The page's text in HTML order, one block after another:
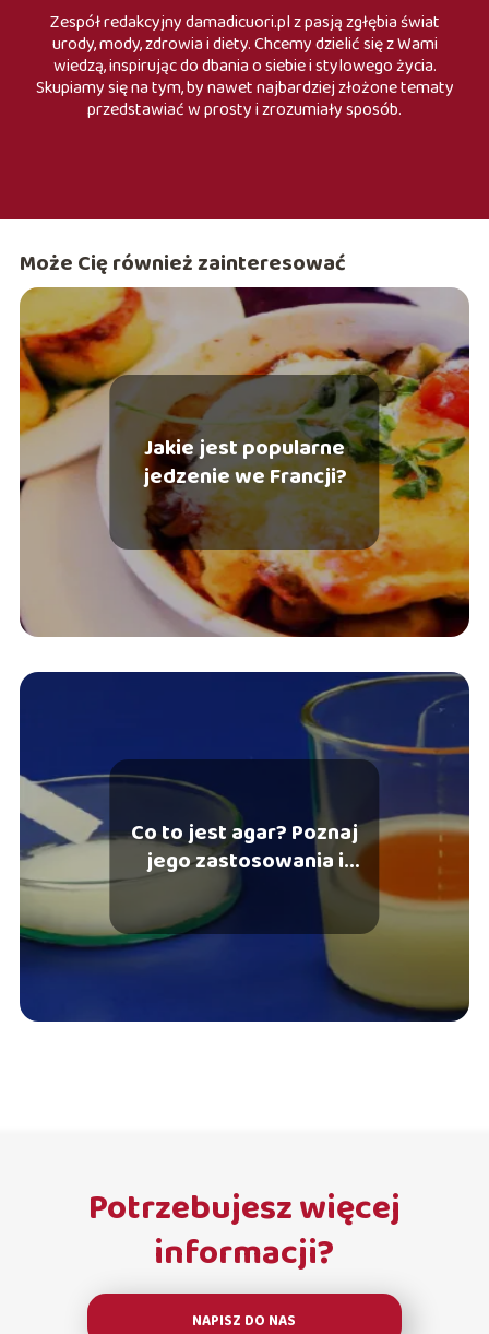
Zespół redakcyjny damadicuori.pl z pasją zgłębia świat
urody, mody, zdrowia i diety. Chcemy dzielić się z Wami
wiedzą, inspirując do dbania o siebie i stylowego życia.
Skupiamy się na tym, by nawet najbardziej złożone tematy
przedstawiać w prosty i zrozumiały sposób.
Może Cię również zainteresować
Jakie jest popularne
jedzenie we Francji?
Co to jest agar? Poznaj
jego zastosowania i
właściwości!
Potrzebujesz więcej
informacji?
NAPISZ DO NAS